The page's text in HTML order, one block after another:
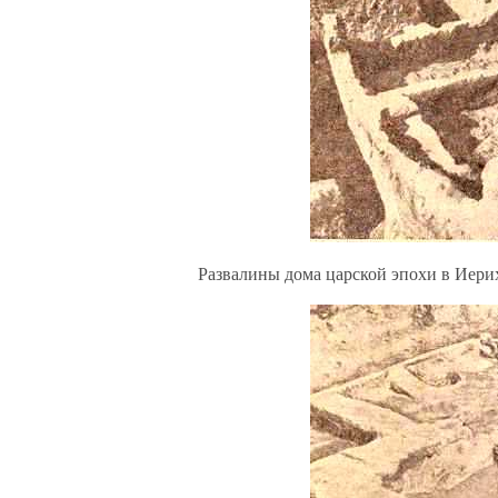
Развалины дома царской эпохи в